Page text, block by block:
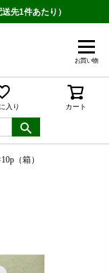
先1件あたり）
お買い物
入り カート
（箱）